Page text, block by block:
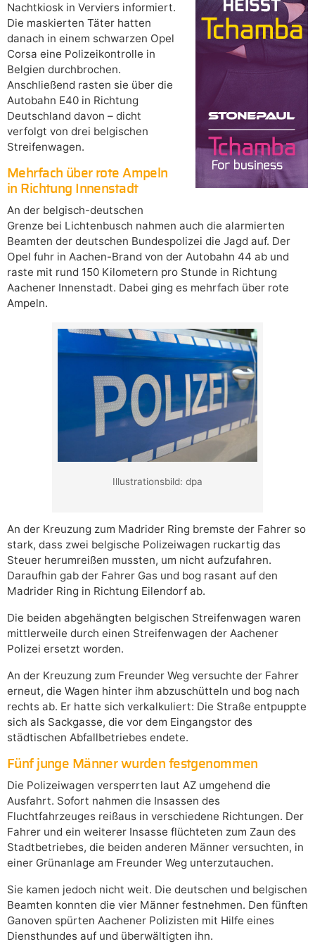
Nachtkiosk in Verviers informiert.
Die maskierten Täter hatten
danach in einem schwarzen Opel
Corsa eine Polizeikontrolle in
Belgien durchbrochen.
Anschließend rasten sie über die
Autobahn E40 in Richtung
Deutschland davon – dicht
verfolgt von drei belgischen
Streifenwagen.
Mehrfach über rote Ampeln
in Richtung Innenstadt
An der belgisch-deutschen
Grenze bei Lichtenbusch nahmen auch die alarmierten
Beamten der deutschen Bundespolizei die Jagd auf. Der
Opel fuhr in Aachen-Brand von der Autobahn 44 ab und
raste mit rund 150 Kilometern pro Stunde in Richtung
Aachener Innenstadt. Dabei ging es mehrfach über rote
Ampeln.
Illustrationsbild: dpa
An der Kreuzung zum Madrider Ring bremste der Fahrer so
stark, dass zwei belgische Polizeiwagen ruckartig das
Steuer herumreißen mussten, um nicht aufzufahren.
Daraufhin gab der Fahrer Gas und bog rasant auf den
Madrider Ring in Richtung Eilendorf ab.
Die beiden abgehängten belgischen Streifenwagen waren
mittlerweile durch einen Streifenwagen der Aachener
Polizei ersetzt worden.
An der Kreuzung zum Freunder Weg versuchte der Fahrer
erneut, die Wagen hinter ihm abzuschütteln und bog nach
rechts ab. Er hatte sich verkalkuliert: Die Straße entpuppte
sich als Sackgasse, die vor dem Eingangstor des
städtischen Abfallbetriebes endete.
Fünf junge Männer wurden festgenommen
Die Polizeiwagen versperrten laut AZ umgehend die
Ausfahrt. Sofort nahmen die Insassen des
Fluchtfahrzeuges reißaus in verschiedene Richtungen. Der
Fahrer und ein weiterer Insasse flüchteten zum Zaun des
Stadtbetriebes, die beiden anderen Männer versuchten, in
einer Grünanlage am Freunder Weg unterzutauchen.
Sie kamen jedoch nicht weit. Die deutschen und belgischen
Beamten konnten die vier Männer festnehmen. Den fünften
Ganoven spürten Aachener Polizisten mit Hilfe eines
Diensthundes auf und überwältigten ihn.